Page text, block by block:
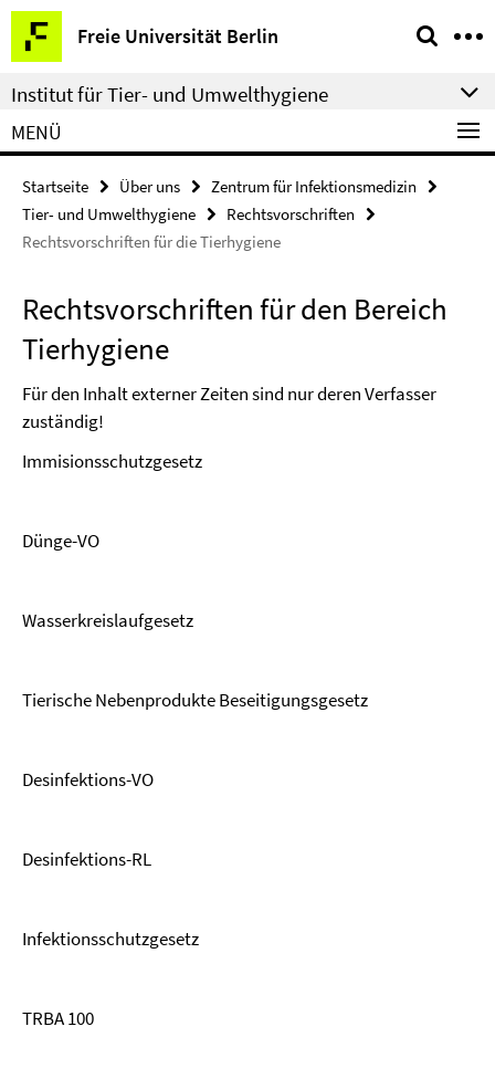
Springe
direkt
zu
Inhalt
Freie Universität Berlin
Service-
Navigation
Institut für Tier- und Umwelthygiene
MENÜ
Startseite Über uns
Zentrum für Infektionsmedizin
Tier- und Umwelthygiene
Rechtsvorschriften
Rechtsvorschriften für die Tierhygiene
Rechtsvorschriften für den Bereich
Tierhygiene
Für den Inhalt externer Zeiten sind nur deren Verfasser
zuständig!
Immisionsschutzgesetz
Dünge-VO
Wasserkreislaufgesetz
Tierische Nebenprodukte Beseitigungsgesetz
Desinfektions-VO
Desinfektions-RL
Infektionsschutzgesetz
TRBA 100